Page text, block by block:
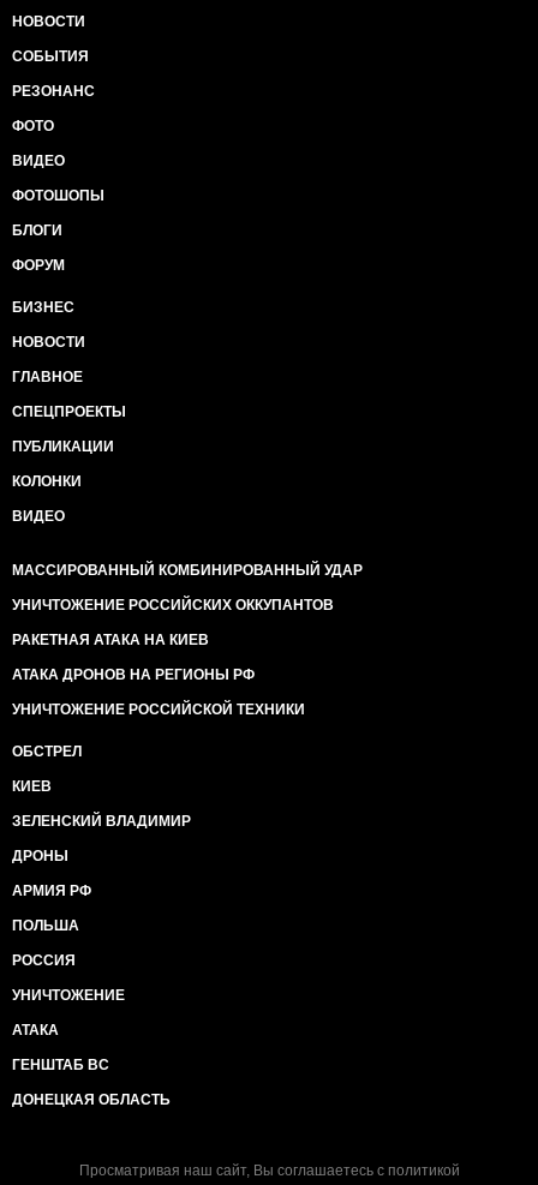
НОВОСТИ
СОБЫТИЯ
РЕЗОНАНС
ФОТО
ВИДЕО
ФОТОШОПЫ
БЛОГИ
ФОРУМ
БИЗНЕС
НОВОСТИ
ГЛАВНОЕ
СПЕЦПРОЕКТЫ
ПУБЛИКАЦИИ
КОЛОНКИ
ВИДЕО
МАССИРОВАННЫЙ КОМБИНИРОВАННЫЙ УДАР
УНИЧТОЖЕНИЕ РОССИЙСКИХ ОККУПАНТОВ
РАКЕТНАЯ АТАКА НА КИЕВ
АТАКА ДРОНОВ НА РЕГИОНЫ РФ
УНИЧТОЖЕНИЕ РОССИЙСКОЙ ТЕХНИКИ
ОБСТРЕЛ
КИЕВ
ЗЕЛЕНСКИЙ ВЛАДИМИР
ДРОНЫ
АРМИЯ РФ
ПОЛЬША
РОССИЯ
УНИЧТОЖЕНИЕ
АТАКА
ГЕНШТАБ ВС
ДОНЕЦКАЯ ОБЛАСТЬ
Просматривая наш сайт, Вы соглашаетесь с политикой